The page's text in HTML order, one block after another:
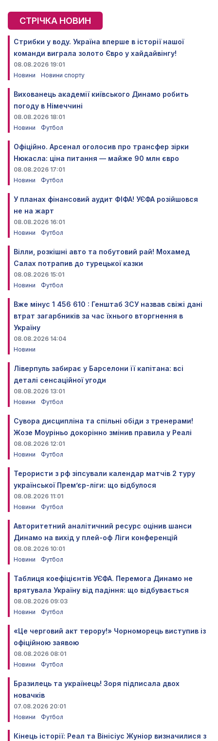
СТРІЧКА НОВИН
Стрибки у воду. Україна вперше в історії нашої
команди виграла золото Євро у хайдайвінгу!
08.08.2026 19:01
Новини
Новини спорту
Вихованець академії київського Динамо робить
погоду в Німеччині
08.08.2026 18:01
Новини
Футбол
Офіційно. Арсенал оголосив про трансфер зірки
Нюкасла: ціна питання — майже 90 млн євро
08.08.2026 17:01
Новини
Футбол
У планах фінансовий аудит ФІФА! УЄФА розійшовся
не на жарт
08.08.2026 16:01
Новини
Футбол
Вілли, розкішні авто та побутовий рай! Мохамед
Салах потрапив до турецької казки
08.08.2026 15:01
Новини
Футбол
Вже мінус 1 456 610 : Генштаб ЗСУ назвав свіжі дані
втрат загарбників за час їхнього вторгнення в
Україну
08.08.2026 14:04
Новини
Ліверпуль забирає у Барселони її капітана: всі
деталі сенсаційної угоди
08.08.2026 13:01
Новини
Футбол
Сувора дисципліна та спільні обіди з тренерами!
Жозе Моуріньо докорінно змінив правила у Реалі
08.08.2026 12:01
Новини
Футбол
Терористи з рф зіпсували календар матчів 2 туру
української Прем’єр-ліги: що відбулося
08.08.2026 11:01
Новини
Футбол
Авторитетний аналітичний ресурс оцінив шанси
Динамо на вихід у плей-оф Ліги конференцій
08.08.2026 10:01
Новини
Футбол
Таблиця коефіцієнтів УЄФА. Перемога Динамо не
врятувала Україну від падіння: що відбувається
08.08.2026 09:03
Новини
Футбол
«Це черговий акт терору!» Чорноморець виступив із
офіційною заявою
08.08.2026 08:01
Новини
Футбол
Бразилець та українець! Зоря підписала двох
новачків
07.08.2026 20:01
Новини
Футбол
Кінець історії: Реал та Вінісіус Жуніор визначилися з